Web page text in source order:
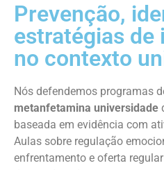
Prevenção,
estratégias de
no contexto
Nós defendemos programas
metanfetamina universidade
baseada em evidência com
Aulas sobre regulação
enfrentamento e oferta